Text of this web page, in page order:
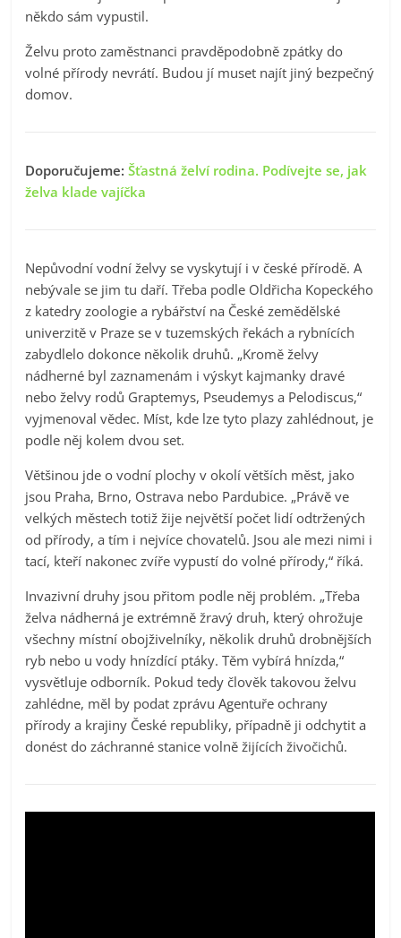
někdo sám vypustil.
Želvu proto zaměstnanci pravděpodobně zpátky do
volné přírody nevrátí. Budou jí muset najít jiný bezpečný
domov.
Doporučujeme:Šťastná želví rodina. Podívejte se, jak
želva klade vajíčka
Nepůvodní vodní želvy se vyskytují i v české přírodě. A
nebývale se jim tu daří. Třeba podle Oldřicha Kopeckého
z katedry zoologie a rybářství na České zemědělské
univerzitě v Praze se v tuzemských řekách a rybnících
zabydlelo dokonce několik druhů. „Kromě želvy
nádherné byl zaznamenám i výskyt kajmanky dravé
nebo želvy rodů Graptemys, Pseudemys a Pelodiscus,“
vyjmenoval vědec. Míst, kde lze tyto plazy zahlédnout, je
podle něj kolem dvou set.
Většinou jde o vodní plochy v okolí větších měst, jako
jsou Praha, Brno, Ostrava nebo Pardubice. „Právě ve
velkých městech totiž žije největší počet lidí odtržených
od přírody, a tím i nejvíce chovatelů. Jsou ale mezi nimi i
tací, kteří nakonec zvíře vypustí do volné přírody,“ říká.
Invazivní druhy jsou přitom podle něj problém. „Třeba
želva nádherná je extrémně žravý druh, který ohrožuje
všechny místní obojživelníky, několik druhů drobnějších
ryb nebo u vody hnízdící ptáky. Těm vybírá hnízda,“
vysvětluje odborník. Pokud tedy člověk takovou želvu
zahlédne, měl by podat zprávu Agentuře ochrany
přírody a krajiny České republiky, případně ji odchytit a
donést do záchranné stanice volně žijících živočichů.